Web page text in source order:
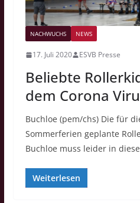
NACHWUCHS NEWS
17. Juli 2020 ESVB Presse
Beliebte
dem Corona
Buchloe (pem/chs) Die für
Sommerferien geplante
Buchloe muss leider in
Weiterlesen